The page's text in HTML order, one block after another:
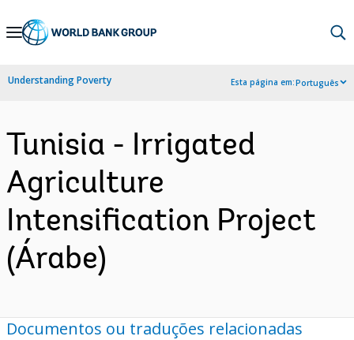
Skip
Navigation
Understanding Poverty Esta página em:Português
Tunisia - Irrigated
Agriculture
Intensification Project
(Árabe)
Documentos ou traduções relacionadas